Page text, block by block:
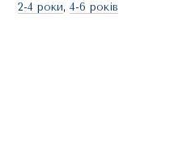
2-4 роки, 4-6 років